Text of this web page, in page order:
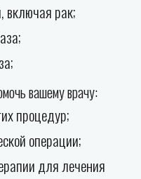
включая рак;
вашему врачу:
процедур;
операции;
для лечения